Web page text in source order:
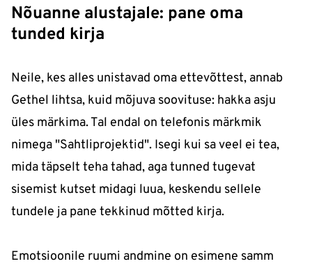
Nõuanne alustajale: pane oma
tunded kirja
Neile, kes alles unistavad oma ettevõttest, annab
Gethel lihtsa, kuid mõjuva soovituse: hakka asju
üles märkima. Tal endal on telefonis märkmik
nimega "Sahtliprojektid". Isegi kui sa veel ei tea,
mida täpselt teha tahad, aga tunned tugevat
sisemist kutset midagi luua, keskendu sellele
tundele ja pane tekkinud mõtted kirja.
Emotsioonile ruumi andmine on esimene samm